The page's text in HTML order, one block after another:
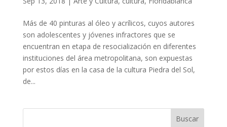
Más de 40 pinturas al óleo y acrílicos, cuyos autores
son adolescentes y jóvenes infractores que se
encuentran en etapa de resocialización en diferentes
instituciones del área metropolitana, son expuestas
por estos días en la casa de la cultura Piedra del Sol,
de...
Buscar